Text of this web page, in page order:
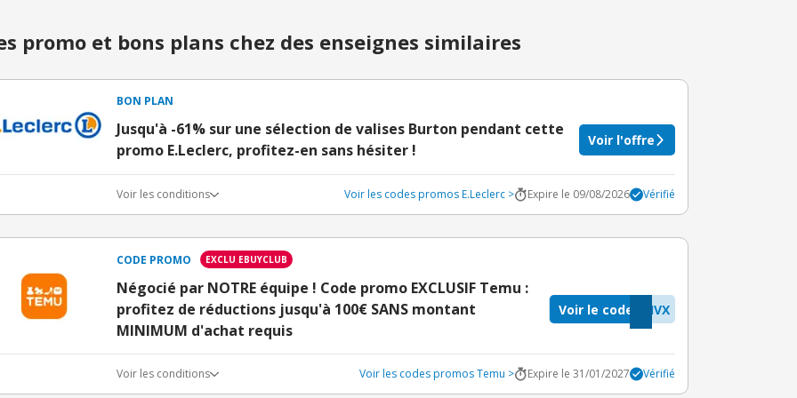
promo et bons plans chez des enseignes similaires
BON PLAN
Jusqu'à -61% sur une sélection de valises Burton pendant cette
promo E.Leclerc, profitez-en sans hésiter !
Voir l'offre
Voir les conditions Voir les codes promos E.Leclerc > Expire le 09/08/2026 Vérifié
CODE PROMO EXCLU EBUYCLUB
Négocié par NOTRE équipe ! Code promo EXCLUSIF Temu :
profitez de réductions jusqu'à 100€ SANS montant
MINIMUM d'achat requis
IVX
Voir le code
Voir les conditions Voir les codes promos Temu > Expire le 31/01/2027 Vérifié